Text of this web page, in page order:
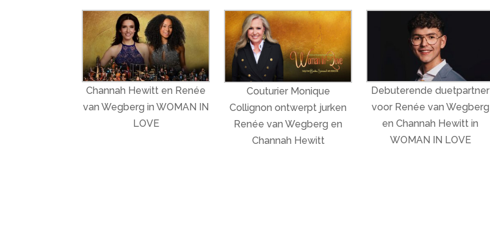
Channah Hewitt en Renée
van Wegberg in WOMAN IN
LOVE
Couturier Monique
Collignon ontwerpt jurken
Renée van Wegberg en
Channah Hewitt
Debuterende duetpartner
voor Renée van Wegberg
en Channah Hewitt in
WOMAN IN LOVE